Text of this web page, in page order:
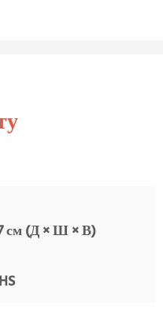
см (Д × Ш × В)